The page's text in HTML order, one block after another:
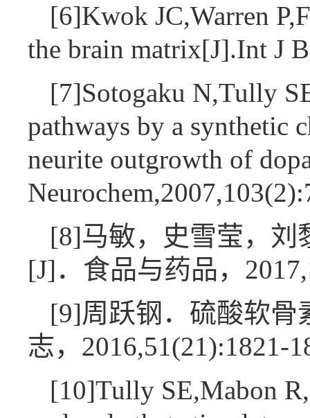
[6]Kwok JC,Warren
the brain matrix[J].Int J
[7]Sotogaku N,Tully
pathways by a synthetic
neurite outgrowth of
[8]马敏，史雪莹，刘
[J]．食品与药品，
[9]周跃钢．硫酸软骨
志，2016,51(21):1821-
[10]Tully SE,Mabon